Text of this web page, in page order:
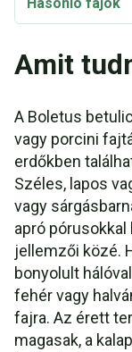
Amit
A Boletus
vagy porcini
erdőkben
Széles, lapos
vagy
apró
jellemzői közé.
bonyolult
fehér vagy
fajra. Az érett
magasak, a